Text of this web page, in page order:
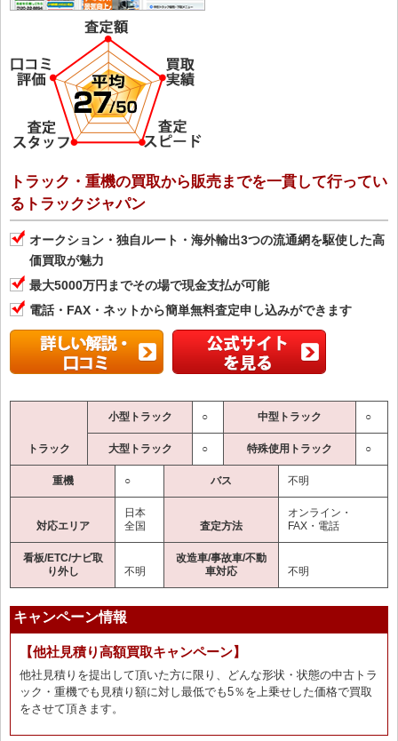
トラック・重機の買取から販売までを一貫して行ってい
るトラックジャパン
オークション・独自ルート・海外輸出3つの流通網を駆使した高
価買取が魅力
最大5000万円までその場で現金支払が可能
電話・FAX・ネットから簡単無料査定申し込みができます
トラック
小型トラック ○ 中型トラック ○
大型トラック ○ 特殊使用トラック ○
重機 ○ バス 不明
対応エリア
日本
全国
査定方法
オンライン・
FAX・電話
看板/ETC/ナビ取
り外し
不明
改造車/事故車/不動
車対応
不明
キャンペーン情報
【他社見積り高額買取キャンペーン】
他社見積りを提出して頂いた方に限り、どんな形状・状態の中古トラ
ック・重機でも見積り額に対し最低でも5％を上乗せした価格で買取
をさせて頂きます。